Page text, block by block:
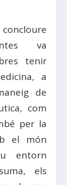
va
tenir
a
de
com
per la
el món
entorn
els